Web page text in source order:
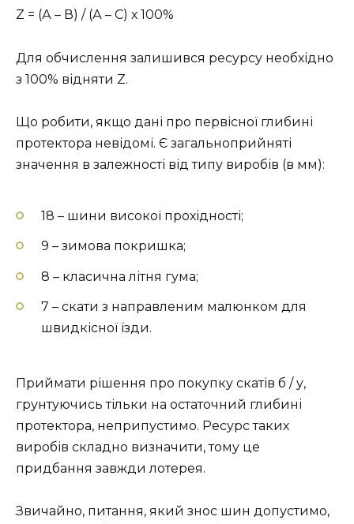
Z = (А – В) / (А – С) х 100%
Для обчислення залишився ресурсу необхідно
з 100% відняти Z.
Що робити, якщо дані про первісної глибині
протектора невідомі. Є загальноприйняті
значення в залежності від типу виробів (в мм):
18 – шини високої прохідності;
9 – зимова покришка;
8 – класична літня гума;
7 – скати з направленим малюнком для
швидкісної їзди.
Приймати рішення про покупку скатів б / у,
грунтуючись тільки на остаточний глибині
протектора, неприпустимо. Ресурс таких
виробів складно визначити, тому це
придбання завжди лотерея.
Звичайно, питання, який знос шин допустимо,